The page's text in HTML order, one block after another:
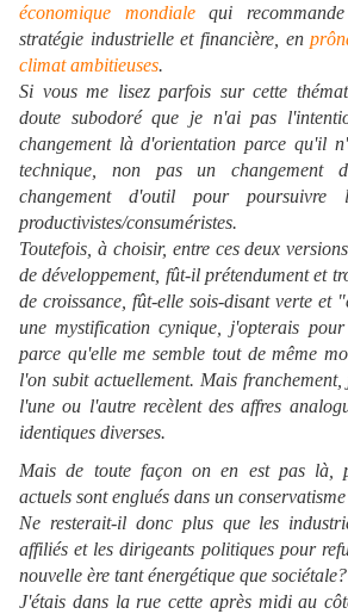
économique mondialequi
stratégie industrielle et financière, en
climat ambitieuses.
Si vous me lisez parfois sur cette
doute subodoré que je n'ai pas
changement là d'orientation parce qu'il
technique, non pas un changement
changement d'outil pour poursuivre
productivistes/consuméristes.
Toutefois, à choisir, entre ces deux
de développement, fût-il prétendument et
de croissance, fût-elle sois-disant verte et
une mystification cynique, j'opterais pour
parce qu'elle me semble tout de même
l'on subit actuellement. Mais
l'une ou l'autre recèlent des affres
identiques diverses.
Mais de toute façon on en est pas là,
actuels sont englués dans un
Ne resterait-il donc plus que les
affiliés et les dirigeants politiques pour
nouvelle ère tant énergétique que sociétale?
J'étais dans la rue cette après midi au